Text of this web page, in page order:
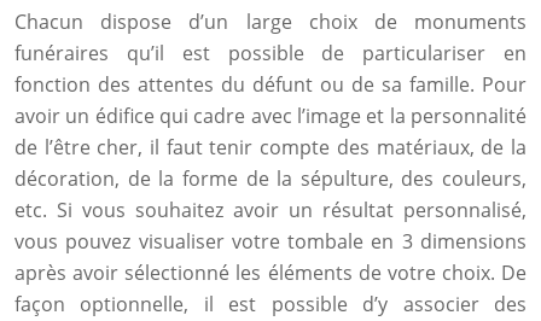
Chacun dispose d’un large choix de monuments
funéraires qu’il est possible de particulariser en
fonction des attentes du défunt ou de sa famille. Pour
avoir un édifice qui cadre avec l’image et la personnalité
de l’être cher, il faut tenir compte des matériaux, de la
décoration, de la forme de la sépulture, des couleurs,
etc. Si vous souhaitez avoir un résultat personnalisé,
vous pouvez visualiser votre tombale en 3 dimensions
après avoir sélectionné les éléments de votre choix. De
façon optionnelle, il est possible d’y associer des